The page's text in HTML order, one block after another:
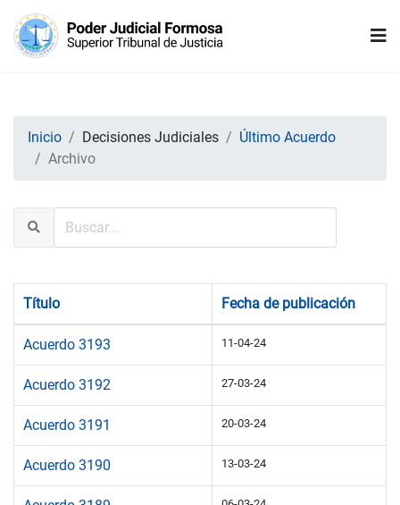
Inicio Decisiones Judiciales
Último Acuerdo
Archivo
Título Fecha de publicación
Acuerdo 3193 11-04-24
Acuerdo 3192 27-03-24
Acuerdo 3191 20-03-24
Acuerdo 3190 13-03-24